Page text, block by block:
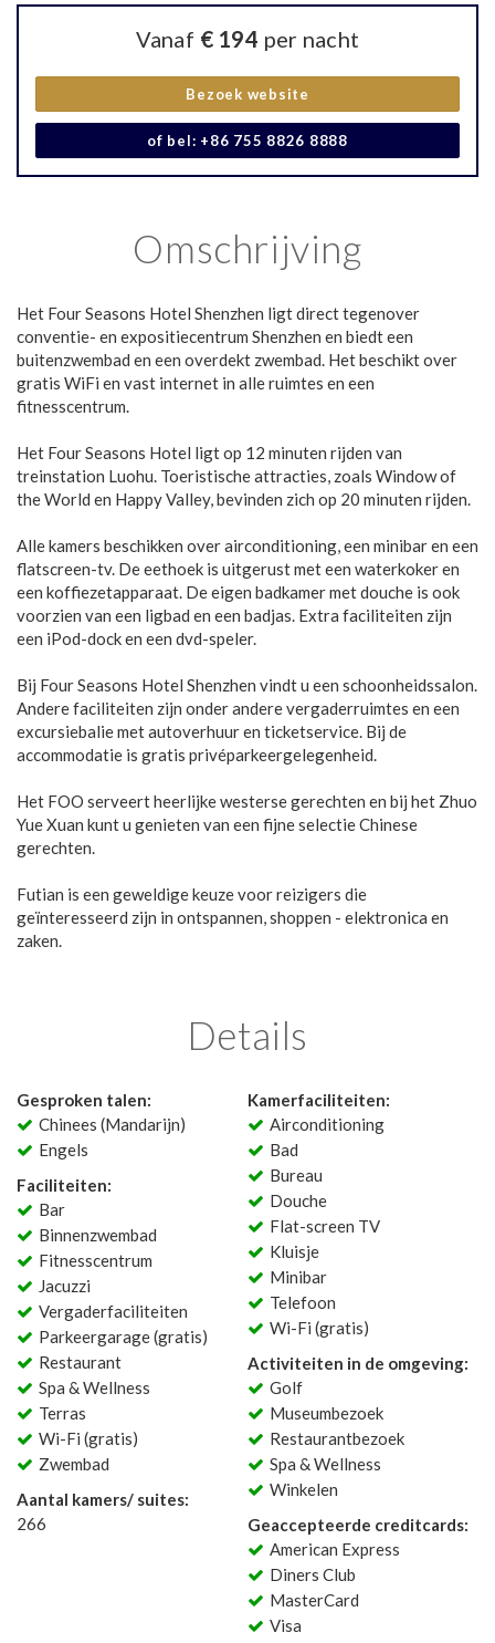
Vanaf € 194 per nacht
Bezoek website
of bel: +86 755 8826 8888
Omschrijving
Het Four Seasons Hotel Shenzhen ligt direct tegenover
conventie- en expositiecentrum Shenzhen en biedt een
buitenzwembad en een overdekt zwembad. Het beschikt over
gratis WiFi en vast internet in alle ruimtes en een
fitnesscentrum.
Het Four Seasons Hotel ligt op 12 minuten rijden van
treinstation Luohu. Toeristische attracties, zoals Window of
the World en Happy Valley, bevinden zich op 20 minuten rijden.
Alle kamers beschikken over airconditioning, een minibar en een
flatscreen-tv. De eethoek is uitgerust met een waterkoker en
een koffiezetapparaat. De eigen badkamer met douche is ook
voorzien van een ligbad en een badjas. Extra faciliteiten zijn
een iPod-dock en een dvd-speler.
Bij Four Seasons Hotel Shenzhen vindt u een schoonheidssalon.
Andere faciliteiten zijn onder andere vergaderruimtes en een
excursiebalie met autoverhuur en ticketservice. Bij de
accommodatie is gratis privéparkeergelegenheid.
Het FOO serveert heerlijke westerse gerechten en bij het Zhuo
Yue Xuan kunt u genieten van een fijne selectie Chinese
gerechten.
Futian is een geweldige keuze voor reizigers die
geïnteresseerd zijn in ontspannen, shoppen - elektronica en
zaken.
Details
Gesproken talen:
Chinees (Mandarijn)
Engels
Faciliteiten:
Bar
Binnenzwembad
Fitnesscentrum
Jacuzzi
Vergaderfaciliteiten
Parkeergarage (gratis)
Restaurant
Spa & Wellness
Terras
Wi-Fi (gratis)
Zwembad
Aantal kamers/ suites:
266
Kamerfaciliteiten:
Airconditioning
Bad
Bureau
Douche
Flat-screen TV
Kluisje
Minibar
Telefoon
Wi-Fi (gratis)
Activiteiten in de omgeving:
Golf
Museumbezoek
Restaurantbezoek
Spa & Wellness
Winkelen
Geaccepteerde creditcards:
American Express
Diners Club
MasterCard
Visa